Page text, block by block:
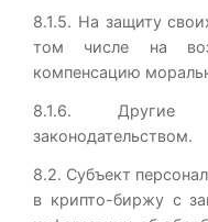
8.1.5. На защиту
том числе на
компенсацию
8.1.6. Другие
законодательством.
8.2. Субъект
в крипто-биржу с